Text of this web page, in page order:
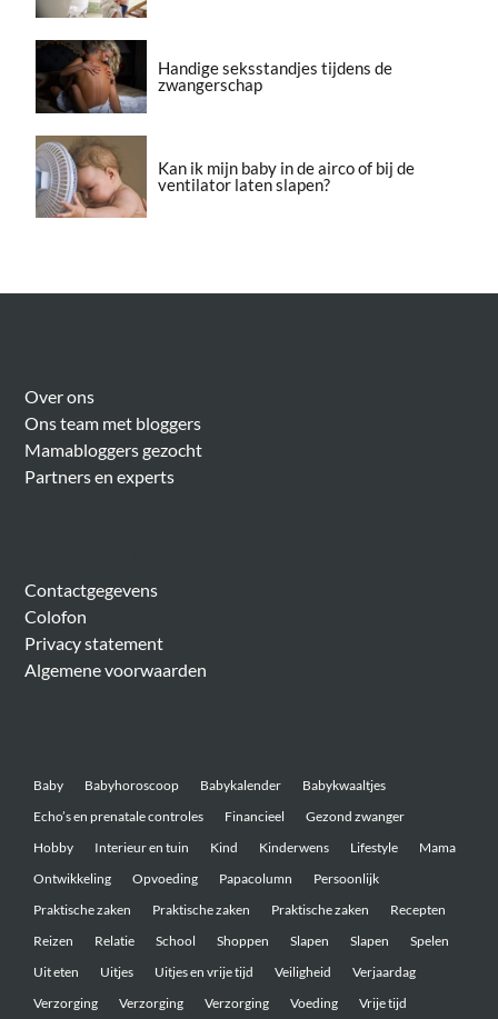
Handige seksstandjes tijdens de
zwangerschap
Kan ik mijn baby in de airco of bij de
ventilator laten slapen?
Over ons
Ons team met bloggers
Mamabloggers gezocht
Partners en experts
Contactgegevens
Colofon
Privacy statement
Algemene voorwaarden
Baby Babyhoroscoop Babykalender
Babykwaaltjes
Echo’s en prenatale controles
Financieel
Gezond zwanger
Hobby
Interieur en tuin Kind Kinderwens Lifestyle
Mama
Ontwikkeling
Opvoeding Papacolumn
Persoonlijk
Praktische zaken
Praktische zaken Praktische zaken
Recepten
Reizen
Relatie School Shoppen Slapen Slapen
Spelen
Uit eten
Uitjes Uitjes en vrije tijd Veiligheid
Verjaardag
Verzorging
Verzorging Verzorging Voeding Vrije tijd